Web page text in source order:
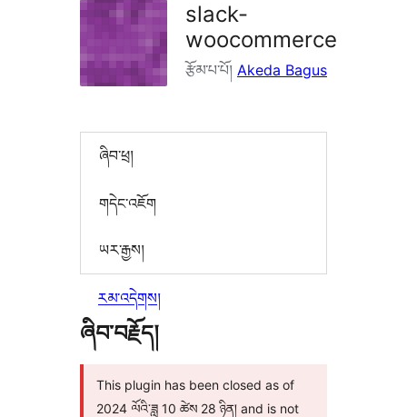
འཚོལ།
slack-
woocommerce
རྩོམ་པ་པོ། Akeda Bagus
ཞིབ་ཕྲ།
གདེང་འཇོག
ཡར་རྒྱས།
རམ་འདེགས།
ཞིབ་བརྗོད།
This plugin has been closed as of
2024 ལོའི་ཟླ 10 ཚེས 28 ཉིན། and is not